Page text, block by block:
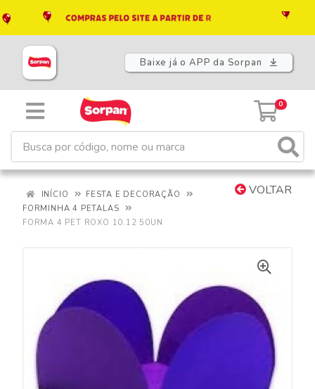
Baixe já o APP da Sorpan
0
VOLTAR
INÍCIO
FESTA E DECORAÇÃO
FORMINHA 4 PETALAS
FORMA 4 PET ROXO 10.12 50UN